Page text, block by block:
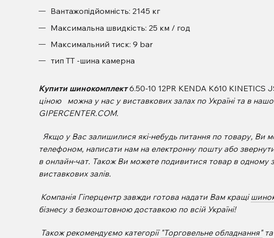
Вантажопідйомність: 2145 кг
Максимальна швидкість: 25 км / год
Максимальний тиск: 9 bar
тип ТТ -шина камерна
Купити шинокомплект6.50-10 12PR KENDA K610 KINETICS
ціною
можна у нас у виставкових залах по Україні та в
GIPERCENTER.COM.
Якщо у Вас залишилися які-небудь питання по товару, Ви
телефоном, написати нам на електронну пошту або
в онлайн-чат. Також Ви можете подивитися товар в одному
виставкових залів.
Компанія Гіперцентр завжди готова надати Вам кращі
бізнесу з безкоштовною доставкою по всій Україні!
Також рекомендуємо категорії "Торговельне обладнання"та